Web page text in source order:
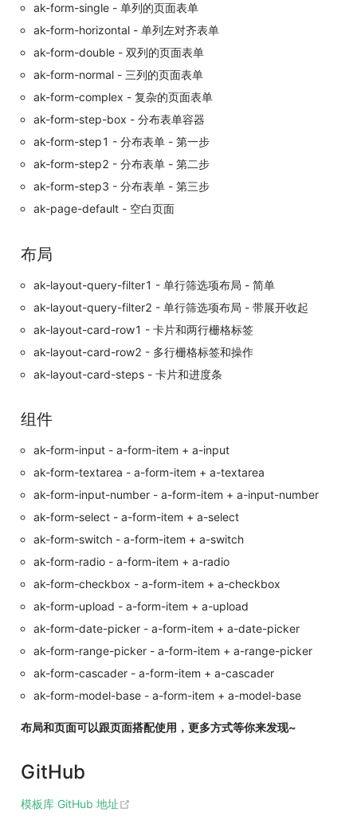
ak-form-single - 单列的页面表单
ak-form-horizontal - 单列左对齐表单
ak-form-double - 双列的页面表单
ak-form-normal - 三列的页面表单
ak-form-complex - 复杂的页面表单
ak-form-step-box - 分布表单容器
ak-form-step1 - 分布表单 - 第一步
ak-form-step2 - 分布表单 - 第二步
ak-form-step3 - 分布表单 - 第三步
ak-page-default - 空白页面
布局
ak-layout-query-filter1 - 单行筛选项布局 - 简单
ak-layout-query-filter2 - 单行筛选项布局 - 带展开收起
ak-layout-card-row1 - 卡片和两行栅格标签
ak-layout-card-row2 - 多行栅格标签和操作
ak-layout-card-steps - 卡片和进度条
组件
ak-form-input - a-form-item + a-input
ak-form-textarea - a-form-item + a-textarea
ak-form-input-number - a-form-item + a-input-number
ak-form-select - a-form-item + a-select
ak-form-switch - a-form-item + a-switch
ak-form-radio - a-form-item + a-radio
ak-form-checkbox - a-form-item + a-checkbox
ak-form-upload - a-form-item + a-upload
ak-form-date-picker - a-form-item + a-date-picker
ak-form-range-picker - a-form-item + a-range-picker
ak-form-cascader - a-form-item + a-cascader
ak-form-model-base - a-form-item + a-model-base
布局和页面可以跟页面搭配使用，更多方式等你来发现~
GitHub
模板库 GitHub 地址